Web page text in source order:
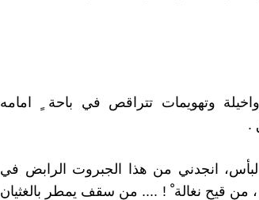
وتهويمات تتراقص في باحة ٍ امامه
.
انجدني من هذا الجبروت الرابض في
، من قيح نغالة ْ ! .... من سقف يمطر بالغثيان